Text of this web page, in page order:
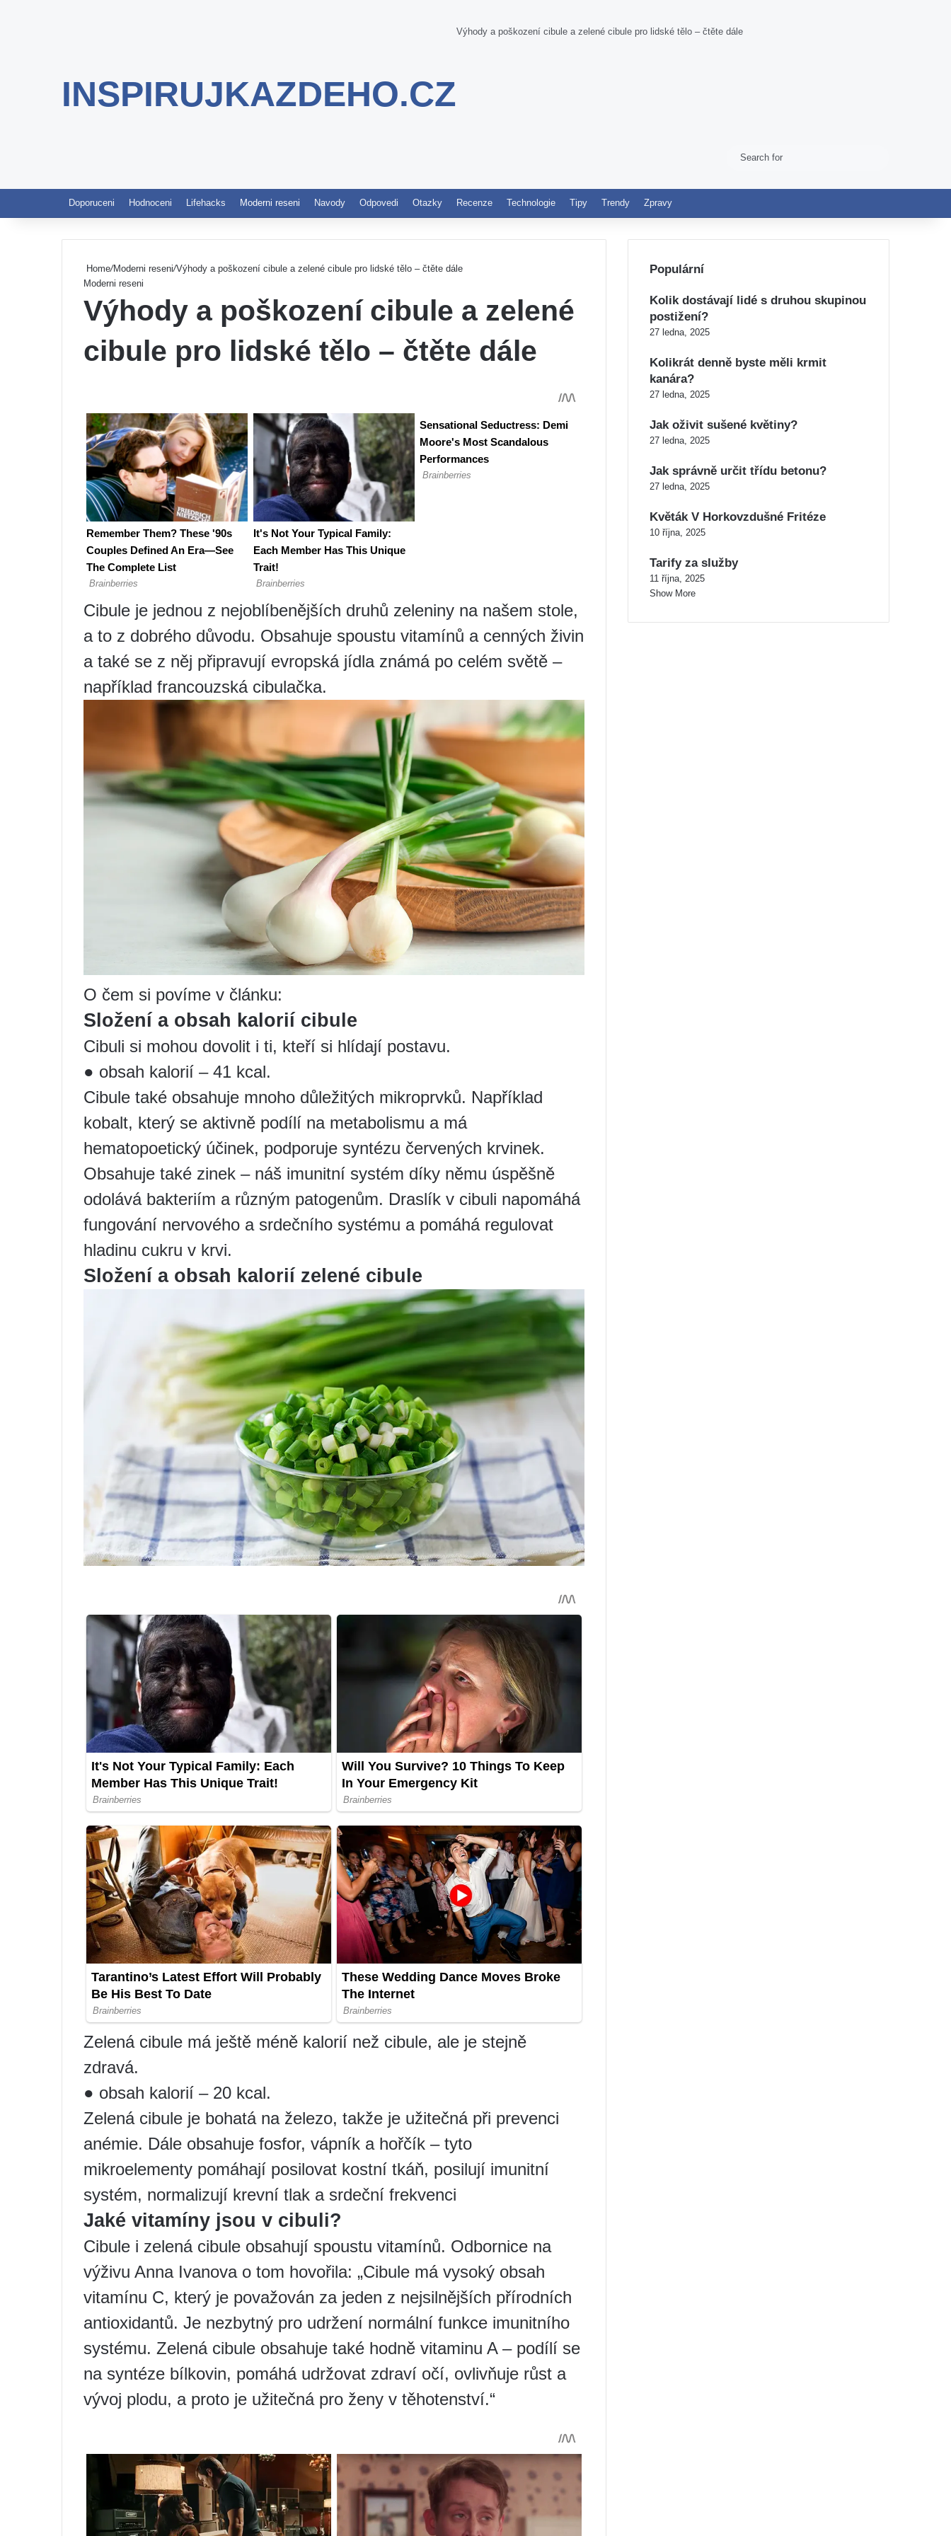
INSPIRUJKAZDEHO.CZ
Výhody a poškození cibule a zelené cibule pro lidské tělo – čtěte dále
Switch skin
Doporuceni Hodnoceni Lifehacks Moderni reseni Navody Odpovedi Otazky Recenze Technologie Tipy Trendy Zpravy
Home/Moderni reseni/Výhody a poškození cibule a zelené cibule pro lidské tělo – čtěte dále
Moderni reseni
Výhody a poškození cibule a zelené
cibule pro lidské tělo – čtěte dále
Cibule je jednou z nejoblíbenějších druhů zeleniny na našem stole,
a to z dobrého důvodu. Obsahuje spoustu vitamínů a cenných živin
a také se z něj připravují evropská jídla známá po celém světě –
například francouzská cibulačka.
O čem si povíme v článku:
Složení a obsah kalorií cibule
Cibuli si mohou dovolit i ti, kteří si hlídají postavu.
● obsah kalorií – 41 kcal.
Cibule také obsahuje mnoho důležitých mikroprvků. Například
kobalt, který se aktivně podílí na metabolismu a má
hematopoetický účinek, podporuje syntézu červených krvinek.
Obsahuje také zinek – náš imunitní systém díky němu úspěšně
odolává bakteriím a různým patogenům. Draslík v cibuli napomáhá
fungování nervového a srdečního systému a pomáhá regulovat
hladinu cukru v krvi.
Složení a obsah kalorií zelené cibule
Zelená cibule má ještě méně kalorií než cibule, ale je stejně
zdravá.
● obsah kalorií – 20 kcal.
Zelená cibule je bohatá na železo, takže je užitečná při prevenci
anémie. Dále obsahuje fosfor, vápník a hořčík – tyto
mikroelementy pomáhají posilovat kostní tkáň, posilují imunitní
systém, normalizují krevní tlak a srdeční frekvenci
Jaké vitamíny jsou v cibuli?
Cibule i zelená cibule obsahují spoustu vitamínů. Odbornice na
výživu Anna Ivanova o tom hovořila: „Cibule má vysoký obsah
vitamínu C, který je považován za jeden z nejsilnějších přírodních
antioxidantů. Je nezbytný pro udržení normální funkce imunitního
systému. Zelená cibule obsahuje také hodně vitaminu A – podílí se
na syntéze bílkovin, pomáhá udržovat zdraví očí, ovlivňuje růst a
vývoj plodu, a proto je užitečná pro ženy v těhotenství.“
Populární
Kolik dostávají lidé s druhou skupinou
postižení?
27 ledna, 2025
Kolikrát denně byste měli krmit
kanára?
27 ledna, 2025
Jak oživit sušené květiny?
27 ledna, 2025
Jak správně určit třídu betonu?
27 ledna, 2025
Květák V Horkovzdušné Fritéze
10 října, 2025
Tarify za služby
11 října, 2025
Show More